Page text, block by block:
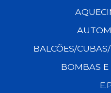
BALCÕES/
BOMBAS E